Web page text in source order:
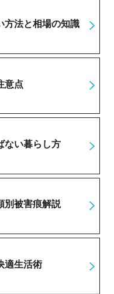
方法と相場の知識
意点
ない暮らし方
別被害痕解説
適生活術